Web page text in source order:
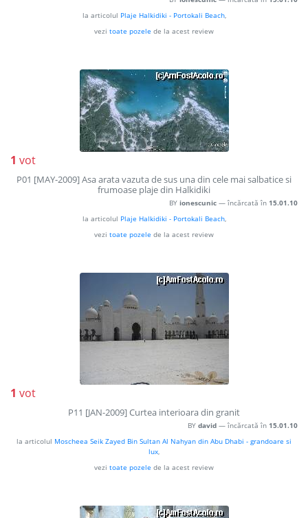
la articolul Plaje Halkidiki - Portokali Beach,
vezi toate pozele de la acest review
1 vot
P01 [MAY-2009] Asa arata vazuta de sus una din cele mai salbatice si
frumoase plaje din Halkidiki
BY ionescunic — încărcată în 15.01.10
la articolul Plaje Halkidiki - Portokali Beach,
vezi toate pozele de la acest review
1 vot
P11 [JAN-2009] Curtea interioara din granit
BY david — încărcată în 15.01.10
la articolul Moscheea Seik Zayed Bin Sultan Al Nahyan din Abu Dhabi - grandoare si
lux,
vezi toate pozele de la acest review